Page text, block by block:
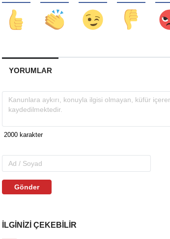
YORUMLAR
Gönder
İLGINIZI ÇEKEBILIR